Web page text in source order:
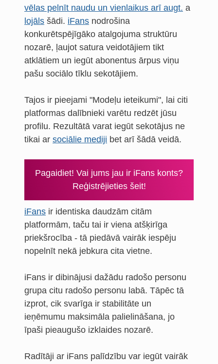
vēlas pelnīt naudu un vienlaikus arī augt. a
lojāls šādi. iFans nodrošina
konkurētspējīgāko atalgojuma struktūru
nozarē, ļaujot satura veidotājiem tikt
atklātiem un iegūt abonentus ārpus viņu
pašu sociālo tīklu sekotājiem.
Tajos ir pieejami "Modeļu ieteikumi", lai citi
platformas dalībnieki varētu redzēt jūsu
profilu. Rezultātā varat iegūt sekotājus ne
tikai ar sociālie mediji bet arī šādā veidā.
Pagaidiet! Vai jums jau ir iFans konts?
Reģistrējieties šeit!
iFans ir identiska daudzām citām
platformām, taču tai ir viena atšķirīga
priekšrocība - tā piedāvā vairāk iespēju
nopelnīt nekā jebkura cita vietne.
iFans ir dibinājusi dažādu radošo personu
grupa citu radošo personu labā. Tāpēc tā
izprot, cik svarīga ir stabilitāte un
ieņēmumu maksimāla palielināšana, jo
īpaši pieaugušo izklaides nozarē.
Radītāji ar iFans palīdzību var iegūt vairāk